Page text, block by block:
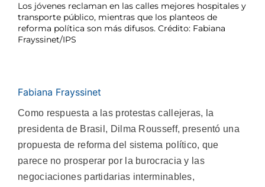
Los jóvenes reclaman en las calles mejores hospitales y
transporte público, mientras que los planteos de
reforma política son más difusos. Crédito: Fabiana
Frayssinet/IPS
Fabiana Frayssinet
Como respuesta a las protestas callejeras, la
presidenta de Brasil, Dilma Rousseff, presentó una
propuesta de reforma del sistema político, que
parece no prosperar por la burocracia y las
negociaciones partidarias interminables,